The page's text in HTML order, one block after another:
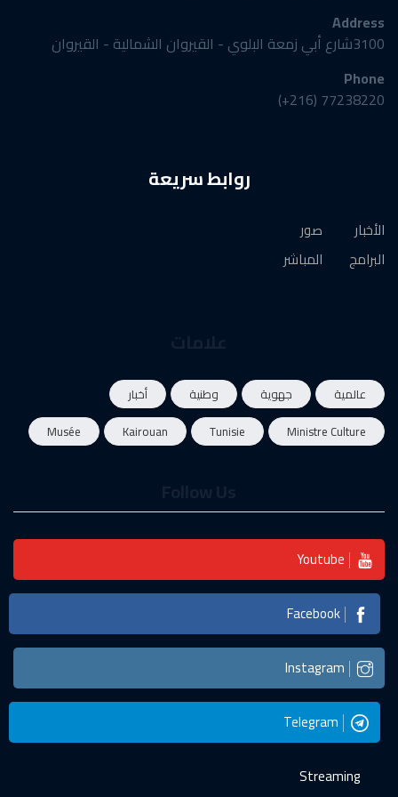
Address
3100شارع أبي زمعة البلوي - القيروان الشمالية - القيروان
Phone
77238220 (216+)
روابط سريعة
الأخبار
البرامج
صور
المباشر
عالمية جهوية وطنية
أخبار
Ministre Culture
Tunisie
Kairouan
Musée
Youtube
Facebook
Instagram
Telegram
Streaming